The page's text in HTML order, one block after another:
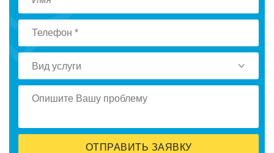
Вид услуги
ОТПРАВИТЬ ЗАЯВКУ